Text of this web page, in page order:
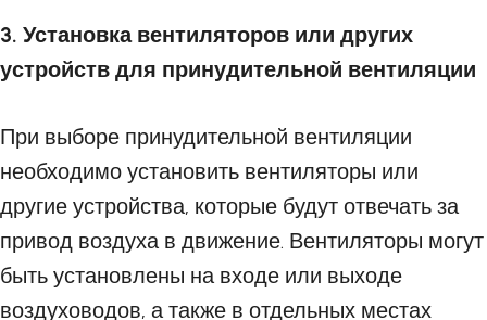
3. Установка вентиляторов или других
устройств для принудительной вентиляции
При выборе принудительной вентиляции
необходимо установить вентиляторы или
другие устройства, которые будут отвечать за
привод воздуха в движение. Вентиляторы могут
быть установлены на входе или выходе
воздуховодов, а также в отдельных местах